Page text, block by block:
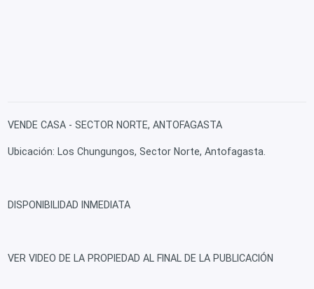
VENDE CASA - SECTOR NORTE, ANTOFAGASTA
Ubicación: Los Chungungos, Sector Norte, Antofagasta.
DISPONIBILIDAD INMEDIATA
VER VIDEO DE LA PROPIEDAD AL FINAL DE LA PUBLICACIÓN